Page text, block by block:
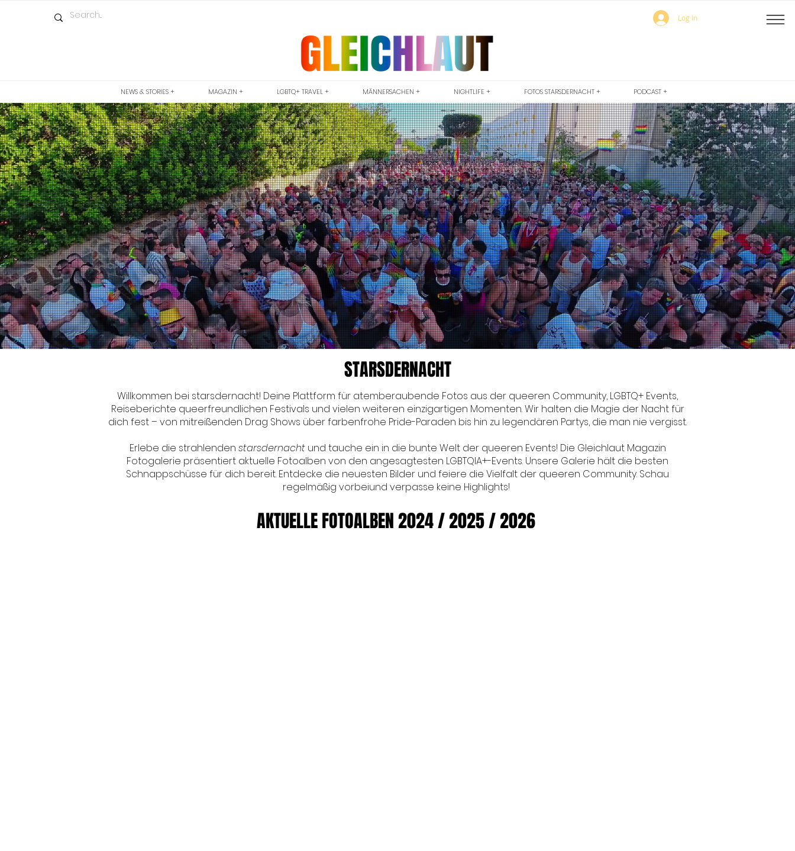
Log In
NEWS & STORIES + MAGAZIN + LGBTQ+ TRAVEL + MÄNNERSACHEN + NIGHTLIFE + FOTOS STARSDERNACHT + PODCAST +
STARSDERNACHT
Willkommen bei starsdernacht! Deine Plattform für atemberaubende Fotos aus der queeren Community, LGBTQ+ Events,
Reiseberichte queerfreundlichen Festivals und vielen weiteren einzigartigen Momenten. Wir halten die Magie der Nacht für
dich fest – von mitreißenden Drag Shows über farbenfrohe Pride-Paraden bis hin zu legendären Partys, die man nie vergisst.
Erlebe die strahlenden starsdernachtund tauche ein in die bunte Welt der queeren Events! Die Gleichlaut Magazin
Fotogalerie präsentiert aktuelle Fotoalben von den angesagtesten LGBTQIA+-Events. Unsere Galerie hält die besten
Schnappschüsse für dich bereit. Entdecke die neuesten Bilder und feiere die Vielfalt der queeren Community. Schau
regelmäßig vorbeiund verpasse keine Highlights!
AKTUELLE FOTOALBEN 2024 / 2025 / 2026